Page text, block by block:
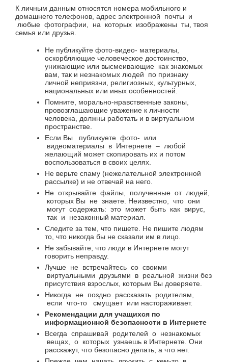
К личным данным относятся номера мобильного и
домашнего телефонов, адрес электронной
почты
и
любые фотографии, на которых изображены ты, твоя
семья или друзья.
Не публикуйте фото-видео- материалы,
оскорбляющие человеческое достоинство,
унижающие или высмеивающие как знакомых
вам, так и незнакомых людей
по признаку
личной неприязни, религиозных, культурных,
национальных или иных особенностей.
Помните, морально-нравственные законы,
провозглашающие уважение к личности
человека, должны работать и в виртуальном
пространстве.
Если Вы
публикуете фото-
или
видеоматериалы
в Интернете – любой
желающий может скопировать их и потом
воспользоваться в своих целях.
Не верьте спаму (нежелательной электронной
рассылке) и не отвечай на него.
Не открывайте файлы, полученные от людей,
которых Вы
не знаете. Неизвестно, что они
могут содержать: это может быть как вирус,
так и
незаконный материал.
Следите за тем, что пишете. Не пишите людям
то, что никогда бы не сказали им в лицо.
Не забывайте, что люди в Интернете могут
говорить неправду.
Лучше не встречайтесь со своими
виртуальными друзьями в реальной жизни без
присутствия взрослых, которым Вы доверяете.
Никогда не поздно рассказать родителям,
если что-то смущает или настораживает.
Рекомендации для учащихся по
информационной безопасности в Интернете
Всегда спрашивай родителей о незнакомых
вещах, о которых узнаешь в Интернете. Они
расскажут, что безопасно делать, а что нет.